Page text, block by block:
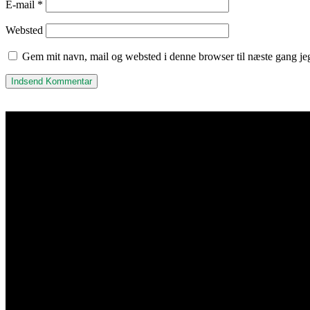
E-mail *
Websted
Gem mit navn, mail og websted i denne browser til næste gang